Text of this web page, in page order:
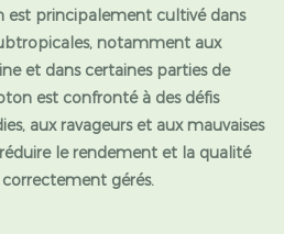
est principalement cultivé dans
notamment aux
et dans certaines parties de
est confronté à des défis
aux ravageurs et aux mauvaises
le rendement et la qualité
correctement gérés.